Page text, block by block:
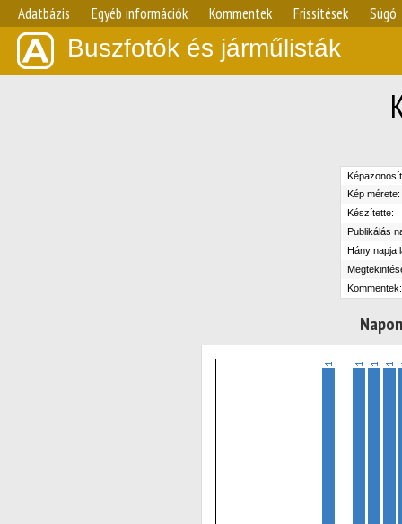
Adatbázis Egyéb információk Kommentek Frissítések Súgó
Buszfotók és járműlisták
Kép mérete:
Készítette:
Publikálás
Hány napja
Kommentek: